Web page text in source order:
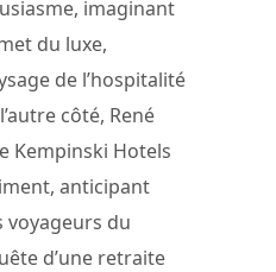
imaginant
du luxe,
de l’hospitalité
côté, René
Kempinski Hotels
anticipant
voyageurs du
d’une retraite